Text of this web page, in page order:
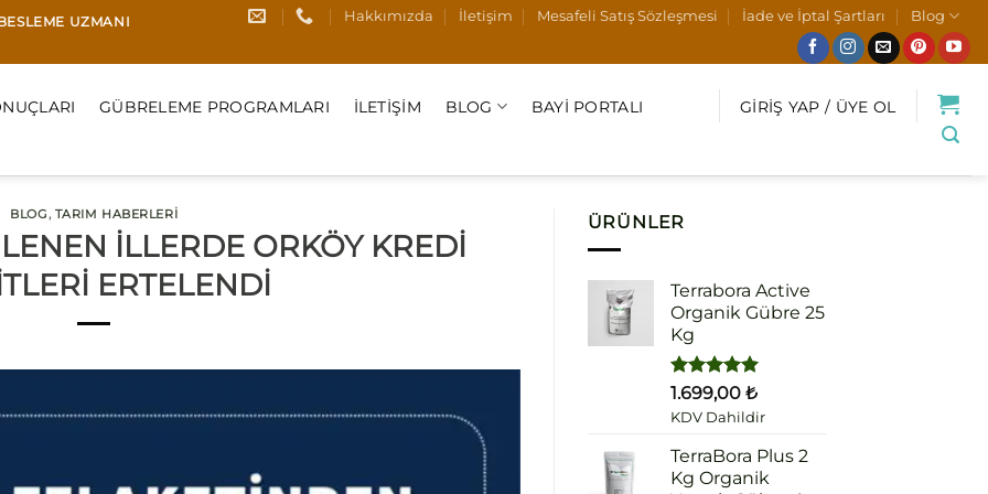
UZMANI
Hakkımızda İletişim Mesafeli Satış Sözleşmesi İade ve İptal Şartları Blog
GÜBRELEME PROGRAMLARI İLETIŞIM BLOG
BAYI PORTALI
GIRIŞ YAP / ÜYE OL
BLOG, TARIM HABERLERI
İLLERDE ORKÖY KREDİ
ERTELENDİ
ÜRÜNLER
Terrabora Active
Organik Gübre 25
Kg
5 üzerinden
5.00
oy
aldı
1.699,00 ₺
KDV Dahildir
TerraBora Plus 2
Kg Organik